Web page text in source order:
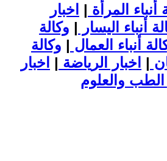
أنباء المرأة | اخبار
أنباء اليسار | وكالة
أنباء العمال | وكالة
| اخبار الرياضة | اخبار